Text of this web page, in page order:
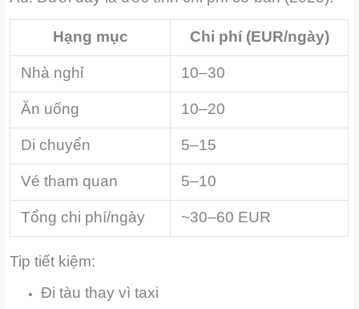
Hạng mục Chi phí (EUR/ngày)
Nhà nghỉ 10–30
Ăn uống 10–20
Di chuyển 5–15
Vé tham quan 5–10
Tổng chi phí/ngày ~30–60 EUR
Tip tiết kiệm:
Đi tàu thay vì taxi